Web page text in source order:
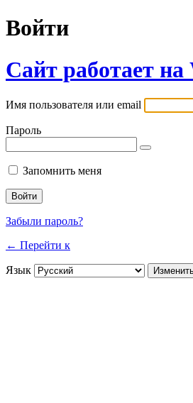
Войти
Сайт работает на
Имя пользователя или email
Пароль
Запомнить меня
Забыли пароль?
← Перейти к
Язык